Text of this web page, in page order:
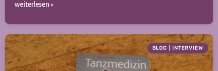
weiterlesen »
BLOG INTERVIEW